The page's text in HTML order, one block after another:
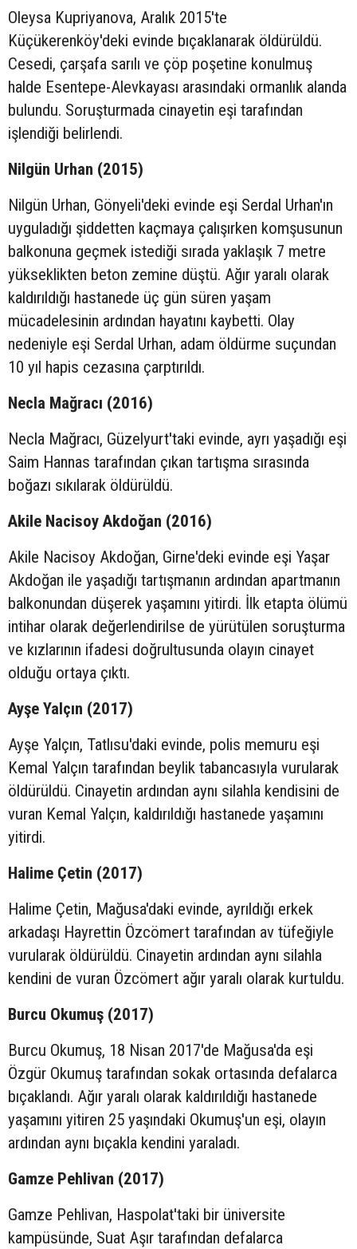
Oleysa Kupriyanova, Aralık 2015'te
Küçükerenköy'deki evinde bıçaklanarak öldürüldü.
Cesedi, çarşafa sarılı ve çöp poşetine konulmuş
halde Esentepe-Alevkayası arasındaki ormanlık alanda
bulundu. Soruşturmada cinayetin eşi tarafından
işlendiği belirlendi.
Nilgün Urhan (2015)
Nilgün Urhan, Gönyeli'deki evinde eşi Serdal Urhan'ın
uyguladığı şiddetten kaçmaya çalışırken komşusunun
balkonuna geçmek istediği sırada yaklaşık 7 metre
yükseklikten beton zemine düştü. Ağır yaralı olarak
kaldırıldığı hastanede üç gün süren yaşam
mücadelesinin ardından hayatını kaybetti. Olay
nedeniyle eşi Serdal Urhan, adam öldürme suçundan
10 yıl hapis cezasına çarptırıldı.
Necla Mağracı (2016)
Necla Mağracı, Güzelyurt'taki evinde, ayrı yaşadığı eşi
Saim Hannas tarafından çıkan tartışma sırasında
boğazı sıkılarak öldürüldü.
Akile Nacisoy Akdoğan (2016)
Akile Nacisoy Akdoğan, Girne'deki evinde eşi Yaşar
Akdoğan ile yaşadığı tartışmanın ardından apartmanın
balkonundan düşerek yaşamını yitirdi. İlk etapta ölümü
intihar olarak değerlendirilse de yürütülen soruşturma
ve kızlarının ifadesi doğrultusunda olayın cinayet
olduğu ortaya çıktı.
Ayşe Yalçın (2017)
Ayşe Yalçın, Tatlısu'daki evinde, polis memuru eşi
Kemal Yalçın tarafından beylik tabancasıyla vurularak
öldürüldü. Cinayetin ardından aynı silahla kendisini de
vuran Kemal Yalçın, kaldırıldığı hastanede yaşamını
yitirdi.
Halime Çetin (2017)
Halime Çetin, Mağusa'daki evinde, ayrıldığı erkek
arkadaşı Hayrettin Özcömert tarafından av tüfeğiyle
vurularak öldürüldü. Cinayetin ardından aynı silahla
kendini de vuran Özcömert ağır yaralı olarak kurtuldu.
Burcu Okumuş (2017)
Burcu Okumuş, 18 Nisan 2017'de Mağusa'da eşi
Özgür Okumuş tarafından sokak ortasında defalarca
bıçaklandı. Ağır yaralı olarak kaldırıldığı hastanede
yaşamını yitiren 25 yaşındaki Okumuş'un eşi, olayın
ardından aynı bıçakla kendini yaraladı.
Gamze Pehlivan (2017)
Gamze Pehlivan, Haspolat'taki bir üniversite
kampüsünde, Suat Aşır tarafından defalarca